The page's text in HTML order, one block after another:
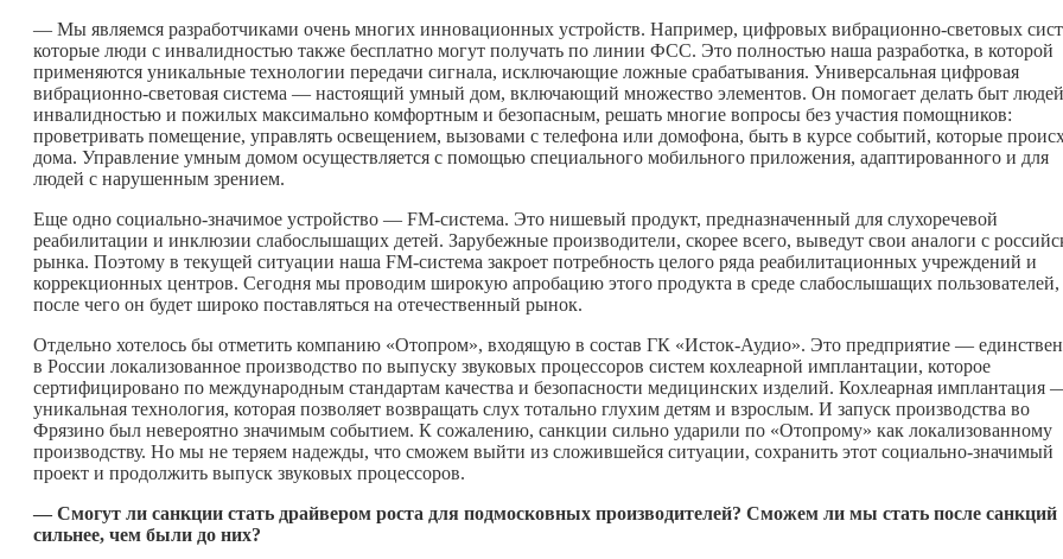
— Мы являемся разработчиками очень многих инновационных устройств. Например, цифровых вибрационно-световых
которые люди с инвалидностью также бесплатно могут получать по линии ФСС. Это полностью наша разработка, в которой
применяются уникальные технологии передачи сигнала, исключающие ложные срабатывания. Универсальная цифровая
вибрационно-световая система — настоящий умный дом, включающий множество элементов. Он помогает делать быт
инвалидностью и пожилых максимально комфортным и безопасным, решать многие вопросы без участия помощников:
проветривать помещение, управлять освещением, вызовами с телефона или домофона, быть в курсе событий, которые
дома. Управление умным домом осуществляется с помощью специального мобильного приложения, адаптированного и для
людей с нарушенным зрением.
Еще одно социально-значимое устройство — FM-система. Это нишевый продукт, предназначенный для слухоречевой
реабилитации и инклюзии слабослышащих детей. Зарубежные производители, скорее всего, выведут свои аналоги с
рынка. Поэтому в текущей ситуации наша FM-система закроет потребность целого ряда реабилитационных учреждений и
коррекционных центров. Сегодня мы проводим широкую апробацию этого продукта в среде слабослышащих пользователей,
после чего он будет широко поставляться на отечественный рынок.
Отдельно хотелось бы отметить компанию «Отопром», входящую в состав ГК «Исток-Аудио». Это предприятие —
в России локализованное производство по выпуску звуковых процессоров систем кохлеарной имплантации, которое
сертифицировано по международным стандартам качества и безопасности медицинских изделий. Кохлеарная имплантация
уникальная технология, которая позволяет возвращать слух тотально глухим детям и взрослым. И запуск производства во
Фрязино был невероятно значимым событием. К сожалению, санкции сильно ударили по «Отопрому» как локализованному
производству. Но мы не теряем надежды, что сможем выйти из сложившейся ситуации, сохранить этот социально-значимый
проект и продолжить выпуск звуковых процессоров.
— Смогут ли санкции стать драйвером роста для подмосковных производителей? Сможем ли мы стать после санкций
сильнее, чем были до них?